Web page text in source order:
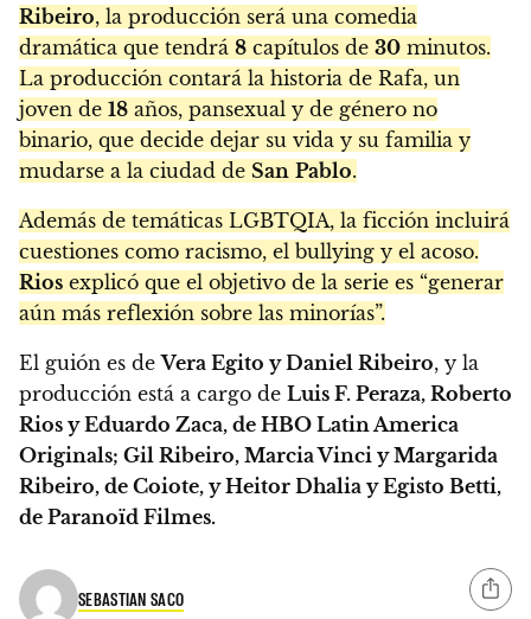
Ribeiro, la producción será una comedia
dramática que tendrá 8 capítulos de 30 minutos.
La producción contará la historia de Rafa, un
joven de 18 años, pansexual y de género no
binario, que decide dejar su vida y su familia y
mudarse a la ciudad de San Pablo.
Además de temáticas LGBTQIA, la ficción incluirá
cuestiones como racismo, el bullying y el acoso.
Rios explicó que el objetivo de la serie es “generar
aún más reflexión sobre las minorías”.
El guión es deVera Egito y Daniel Ribeiro, y la
producción está a cargo de Luis F. Peraza, Roberto
Rios y Eduardo Zaca, de HBO Latin America
Originals; Gil Ribeiro, Marcia Vinci y Margarida
Ribeiro, de Coiote, y Heitor Dhalia y Egisto Betti,
de Paranoïd Filmes.
SEBASTIAN SACO